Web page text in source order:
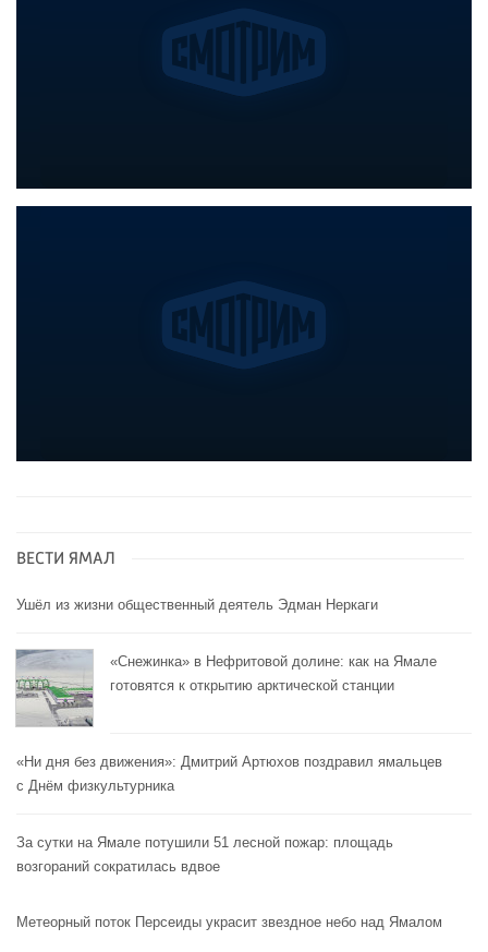
ВЕСТИ ЯМАЛ
Ушёл из жизни общественный деятель Эдман Неркаги
«Снежинка» в Нефритовой долине: как на Ямале
готовятся к открытию арктической станции
«Ни дня без движения»: Дмитрий Артюхов поздравил ямальцев
с Днём физкультурника
За сутки на Ямале потушили 51 лесной пожар: площадь
возгораний сократилась вдвое
Метеорный поток Персеиды украсит звездное небо над Ямалом